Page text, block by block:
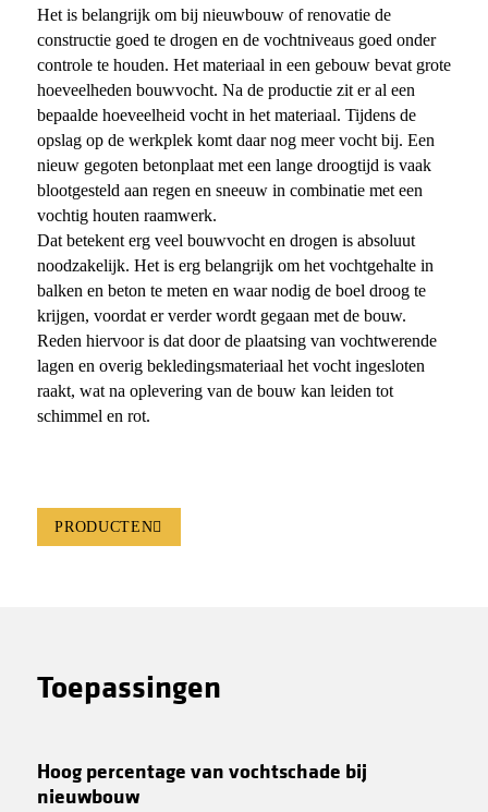
Het is belangrijk om bij nieuwbouw of renovatie de
constructie goed te drogen en de vochtniveaus goed onder
controle te houden. Het materiaal in een gebouw bevat grote
hoeveelheden bouwvocht. Na de productie zit er al een
bepaalde hoeveelheid vocht in het materiaal. Tijdens de
opslag op de werkplek komt daar nog meer vocht bij. Een
nieuw gegoten betonplaat met een lange droogtijd is vaak
blootgesteld aan regen en sneeuw in combinatie met een
vochtig houten raamwerk.
Dat betekent erg veel bouwvocht en drogen is absoluut
noodzakelijk. Het is erg belangrijk om het vochtgehalte in
balken en beton te meten en waar nodig de boel droog te
krijgen, voordat er verder wordt gegaan met de bouw.
Reden hiervoor is dat door de plaatsing van vochtwerende
lagen en overig bekledingsmateriaal het vocht ingesloten
raakt, wat na oplevering van de bouw kan leiden tot
schimmel en rot.
PRODUCTEN
Toepassingen
Hoog percentage van vochtschade bij
nieuwbouw